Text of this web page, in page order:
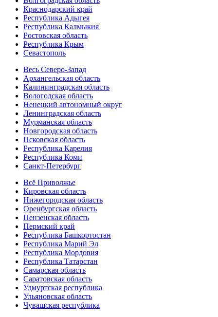
Краснодарский край
Республика Адыгея
Республика Калмыкия
Ростовская область
Республика Крым
Севастополь
Весь Северо-Запад
Архангельская область
Калининградская область
Вологодская область
Ненецкий автономный округ
Ленинградская область
Мурманская область
Новгородская область
Псковская область
Республика Карелия
Республика Коми
Санкт-Петербург
Всё Приволжье
Кировская область
Нижегородская область
Оренбургская область
Пензенская область
Пермский край
Республика Башкортостан
Республика Марий Эл
Республика Мордовия
Республика Татарстан
Самарская область
Саратовская область
Удмуртская республика
Ульяновская область
Чувашская республика